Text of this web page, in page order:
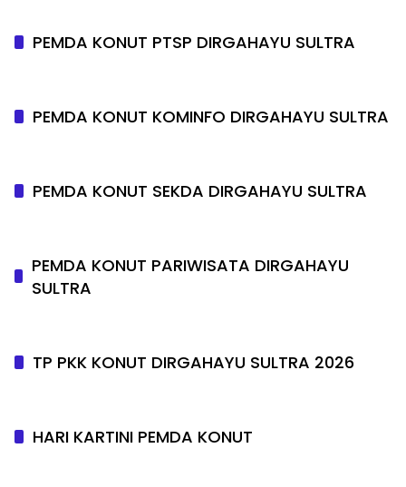
PEMDA KONUT PTSP DIRGAHAYU SULTRA
PEMDA KONUT KOMINFO DIRGAHAYU SULTRA
PEMDA KONUT SEKDA DIRGAHAYU SULTRA
PEMDA KONUT PARIWISATA DIRGAHAYU
SULTRA
TP PKK KONUT DIRGAHAYU SULTRA 2026
HARI KARTINI PEMDA KONUT